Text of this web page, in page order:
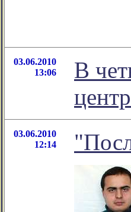
03.06.2010
13:06
В
03.06.2010
12:14